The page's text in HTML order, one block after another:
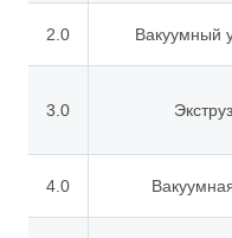
2.0 Вакуумный
3.0
4.0